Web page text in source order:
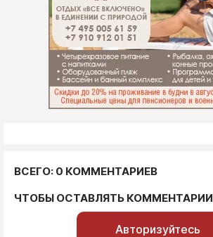
ВСЕГО: 0 КОММЕНТАРИЕВ
ЧТОБЫ ОСТАВЛЯТЬ КОММЕНТАРИИ
Авторизуйтесь